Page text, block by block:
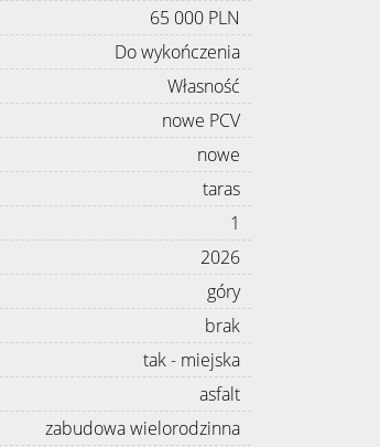
65 000 PLN
Do wykończenia
Własność
nowe PCV
nowe
taras
1
2026
góry
brak
tak - miejska
asfalt
zabudowa wielorodzinna